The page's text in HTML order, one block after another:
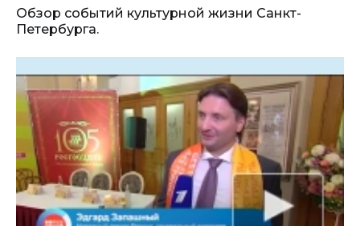
Обзор событий культурной жизни Санкт-
Петербурга.